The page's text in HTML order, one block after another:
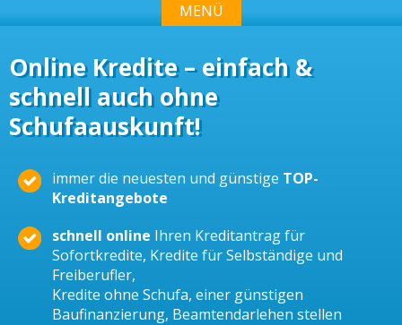
MENÜ
Online Kredite – einfach &
schnell auch ohne
Schufaauskunft!
immer die neuesten und günstige TOP-
Kreditangebote
schnell online Ihren Kreditantrag für
Sofortkredite, Kredite für Selbständige und
Freiberufler,
Kredite ohne Schufa, einer günstigen
Baufinanzierung, Beamtendarlehen stellen